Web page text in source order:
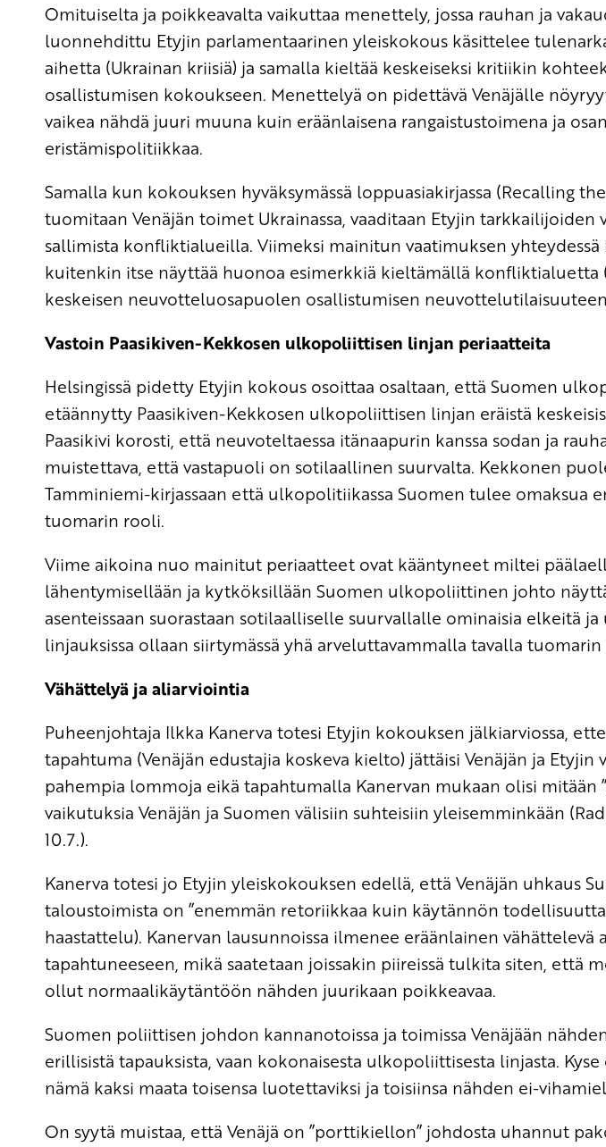
Omituiselta ja poikkeavalta vaikuttaa menettely, jossa rauhan ja
luonnehdittu Etyjin parlamentaarinen yleiskokous käsittelee
aihetta (Ukrainan kriisiä) ja samalla kieltää keskeiseksi kritiikin
osallistumisen kokoukseen. Menettelyä on pidettävä Venäjälle
vaikea nähdä juuri muuna kuin eräänlaisena rangaistustoimena ja
eristämispolitiikkaa.
Samalla kun kokouksen hyväksymässä loppuasiakirjassa (Recalling
tuomitaan Venäjän toimet Ukrainassa, vaaditaan Etyjin tarkkailijoiden
sallimista konfliktialueilla. Viimeksi mainitun vaatimuksen
kuitenkin itse näyttää huonoa esimerkkiä kieltämällä konfliktialuetta
keskeisen neuvotteluosapuolen osallistumisen
Vastoin Paasikiven-Kekkosen ulkopoliittisen linjan periaatteita
Helsingissä pidetty Etyjin kokous osoittaa osaltaan, että Suomen
etäännytty Paasikiven-Kekkosen ulkopoliittisen linjan eräistä
Paasikivi korosti, että neuvoteltaessa itänaapurin kanssa sodan ja
muistettava, että vastapuoli on sotilaallinen suurvalta. Kekkonen
Tamminiemi-kirjassaan että ulkopolitiikassa Suomen tulee omaksua
tuomarin rooli.
Viime aikoina nuo mainitut periaatteet ovat kääntyneet miltei
lähentymisellään ja kytköksillään Suomen ulkopoliittinen johto
asenteissaan suorastaan sotilaalliselle suurvallalle ominaisia elkeitä
linjauksissa ollaan siirtymässä yhä arveluttavammalla tavalla
Vähättelyä ja aliarviointia
Puheenjohtaja Ilkka Kanerva totesi Etyjin kokouksen jälkiarviossa,
tapahtuma (Venäjän edustajia koskeva kielto) jättäisi Venäjän ja Etyjin
pahempia lommoja eikä tapahtumalla Kanervan mukaan olisi mitään
vaikutuksia Venäjän ja Suomen välisiin suhteisiin yleisemminkään
10.7.).
Kanerva totesi jo Etyjin yleiskokouksen edellä, että Venäjän uhkaus
taloustoimista on ”enemmän retoriikkaa kuin käytännön
haastattelu). Kanervan lausunnoissa ilmenee eräänlainen vähättelevä
tapahtuneeseen, mikä saatetaan joissakin piireissä tulkita siten, että
ollut normaalikäytäntöön nähden juurikaan poikkeavaa.
Suomen poliittisen johdon kannanotoissa ja toimissa Venäjään
erillisistä tapauksista, vaan kokonaisesta ulkopoliittisesta linjasta.
nämä kaksi maata toisensa luotettaviksi ja toisiinsa nähden ei-
On syytä muistaa, että Venäjä on ”porttikiellon” johdosta uhannut